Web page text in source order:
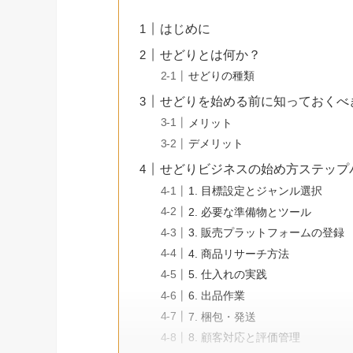
はじめに
せどりとは何か？
せどりの種類
せどりを始める前に知っておくべ
メリット
デメリット
せどりビジネスの始め方ステップ
1. 目標設定とジャンル選択
2. 必要な準備物とツール
3. 販売プラットフォームの登録
4. 商品リサーチ方法
5. 仕入れの実践
6. 出品作業
7. 梱包・発送
8. 顧客対応と評価管理